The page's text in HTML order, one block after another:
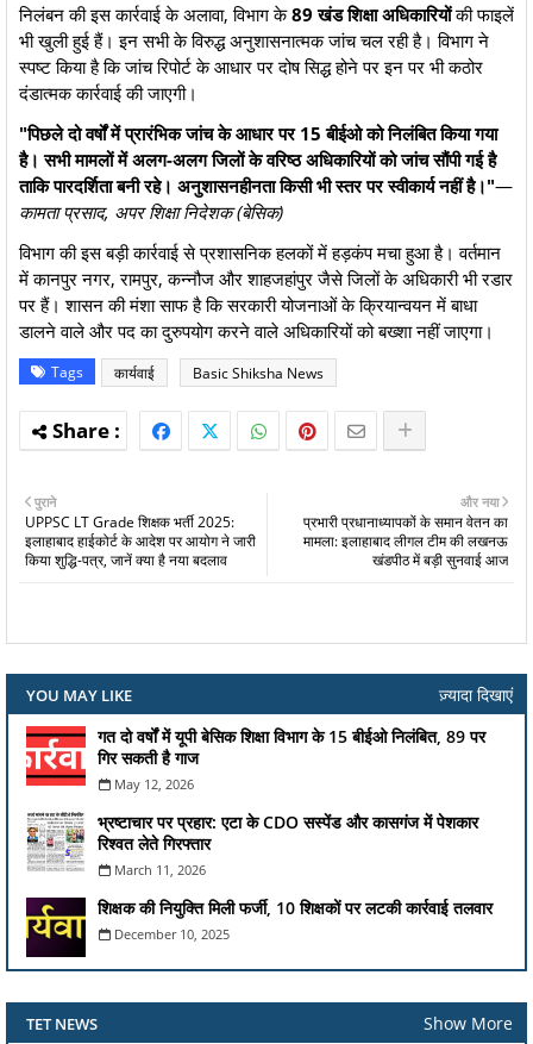
​निलंबन की इस कार्रवाई के अलावा, विभाग के89 खंड शिक्षा अधिकारियोंकी फाइलें
भी खुली हुई हैं। इन सभी के विरुद्ध अनुशासनात्मक जांच चल रही है। विभाग ने
स्पष्ट किया है कि जांच रिपोर्ट के आधार पर दोष सिद्ध होने पर इन पर भी कठोर
दंडात्मक कार्रवाई की जाएगी।
"पिछले दो वर्षों में प्रारंभिक जांच के आधार पर 15 बीईओ को निलंबित किया गया
है। सभी मामलों में अलग-अलग जिलों के वरिष्ठ अधिकारियों को जांच सौंपी गई है
ताकि पारदर्शिता बनी रहे। अनुशासनहीनता किसी भी स्तर पर स्वीकार्य नहीं है।"—
कामता प्रसाद, अपर शिक्षा निदेशक (बेसिक)
​विभाग की इस बड़ी कार्रवाई से प्रशासनिक हलकों में हड़कंप मचा हुआ है। वर्तमान
में कानपुर नगर, रामपुर, कन्नौज और शाहजहांपुर जैसे जिलों के अधिकारी भी रडार
पर हैं। शासन की मंशा साफ है कि सरकारी योजनाओं के क्रियान्वयन में बाधा
डालने वाले और पद का दुरुपयोग करने वाले अधिकारियों को बख्शा नहीं जाएगा।
Tags कार्यवाई Basic Shiksha News
और नया
प्रभारी प्रधानाध्यापकों के समान वेतन का
मामला: इलाहाबाद लीगल टीम की लखनऊ
खंडपीठ में बड़ी सुनवाई आज
पुराने
UPPSC LT Grade शिक्षक भर्ती 2025:
इलाहाबाद हाईकोर्ट के आदेश पर आयोग ने जारी
किया शुद्धि-पत्र, जानें क्या है नया बदलाव
YOU MAY LIKE
ज़्यादा दिखाएं
गत दो वर्षों में यूपी बेसिक शिक्षा विभाग के 15 बीईओ निलंबित, 89 पर
गिर सकती है गाज
May 12, 2026
भ्रष्टाचार पर प्रहार: एटा के CDO सस्पेंड और कासगंज में पेशकार
रिश्वत लेते गिरफ्तार
March 11, 2026
शिक्षक की नियुक्ति मिली फर्जी, 10 शिक्षकों पर लटकी कार्रवाई तलवार
December 10, 2025
TET NEWS Show More